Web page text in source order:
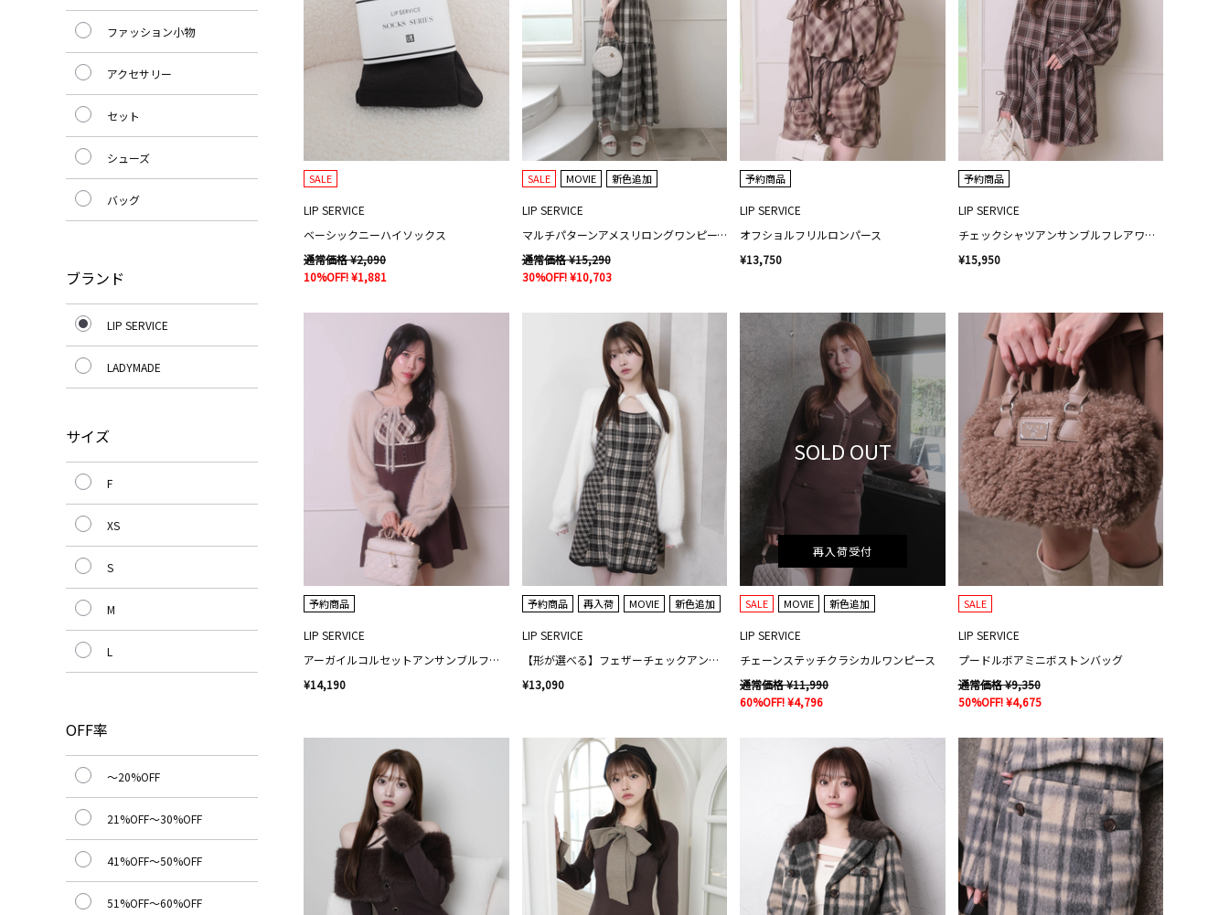
SALE
LIP SERVICE
ベーシックニーハイソックス
通常価格 ¥2,090
10%OFF! ¥1,881
SALE MOVIE 新色追加
LIP SERVICE
マルチパターンアメスリロングワンピース
通常価格 ¥15,290
30%OFF! ¥10,703
予約商品
LIP SERVICE
オフショルフリルロンパース
¥13,750
予約商品
LIP SERVICE
チェックシャツアンサンブルフレアワンピース
¥15,950
予約商品
LIP SERVICE
アーガイルコルセットアンサンブルフレアワンピース
¥14,190
予約商品 再入荷 MOVIE 新色追加
LIP SERVICE
【形が選べる】フェザーチェックアンサンブルワンピース
¥13,090
SOLD OUT
再入荷受付
SALE MOVIE 新色追加
LIP SERVICE
チェーンステッチクラシカルワンピース
通常価格 ¥11,990
60%OFF! ¥4,796
SALE
LIP SERVICE
プードルボアミニボストンバッグ
通常価格 ¥9,350
50%OFF! ¥4,675
ファッション小物
アクセサリー
セット
シューズ
バッグ
ブランド
LIP SERVICE
LADYMADE
サイズ
F
XS
S
M
L
OFF率
～20%OFF
21%OFF～30%OFF
41%OFF～50%OFF
51%OFF～60%OFF